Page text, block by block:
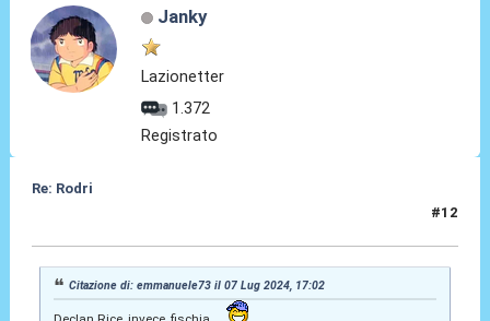
Janky
Lazionetter
1.372
Registrato
Re: Rodri
#12
Citazione di: emmanuele73 il 07 Lug 2024, 17:02